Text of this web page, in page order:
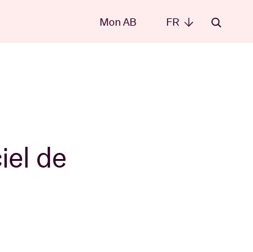
FR
Mon AB FR
de